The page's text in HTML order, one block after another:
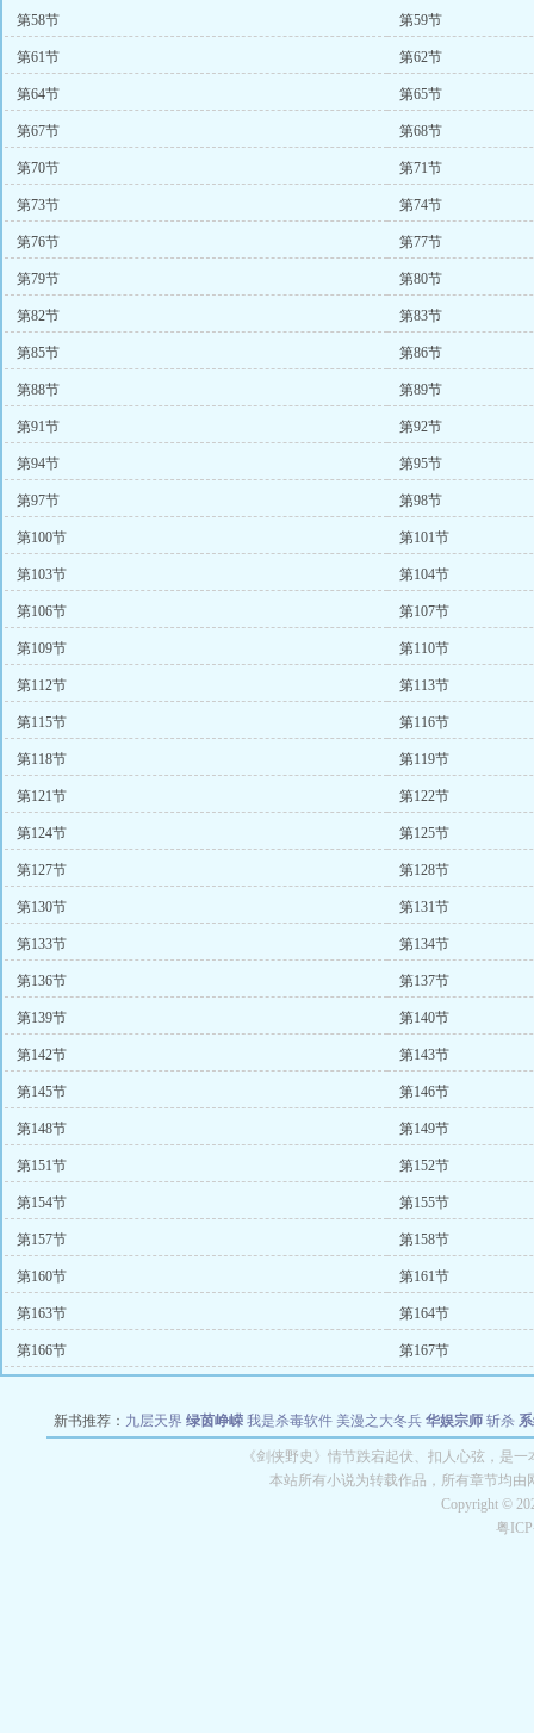
第58节 第59节
第61节 第62节
第64节 第65节
第67节 第68节
第70节 第71节
第73节 第74节
第76节 第77节
第79节 第80节
第82节 第83节
第85节 第86节
第88节 第89节
第91节 第92节
第94节 第95节
第97节 第98节
第100节 第101节
第103节 第104节
第106节 第107节
第109节 第110节
第112节 第113节
第115节 第116节
第118节 第119节
第121节 第122节
第124节 第125节
第127节 第128节
第130节 第131节
第133节 第134节
第136节 第137节
第139节 第140节
第142节 第143节
第145节 第146节
第148节 第149节
第151节 第152节
第154节 第155节
第157节 第158节
第160节 第161节
第163节 第164节
第166节 第167节
新书推荐： 九层天界 绿茵峥嵘 我是杀毒软件 美漫之大冬兵 华娱宗师 斩杀
教练万岁 都市全能巨星 绝对交易 全职武神 位面复
《剑侠野史》情节跌宕起伏、扣人心弦，是
本站所有小说为转载作品，所有章节均
Copyright ©
粤